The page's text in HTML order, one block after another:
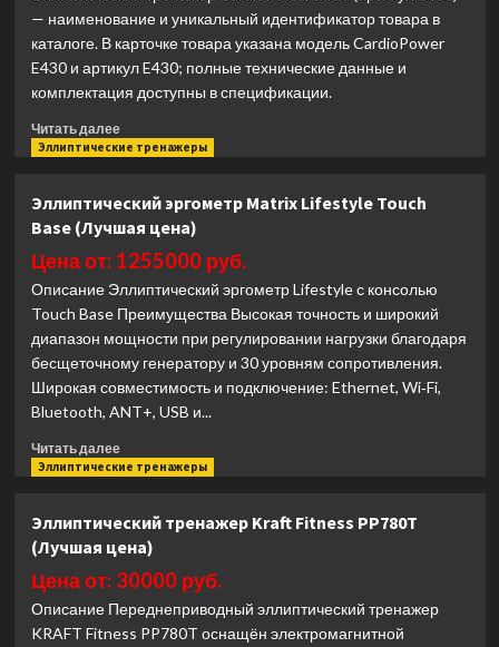
(Лучшая
цена)
— наименование и уникальный идентификатор товара в
каталоге. В карточке товара указана модель CardioPower
E430 и артикул E430; полные технические данные и
комплектация доступны в спецификации.
Читать далееПрочитать
больше
тренажер
CardioPower
E430
(Лучшая
цена)
Эллиптические тренажеры
Эллиптический эргометр Matrix Lifestyle Touch
Base (Лучшая цена)
Цена от: 1255000 руб.
Описание Эллиптический эргометр Lifestyle с консолью
Touch Base Преимущества Высокая точность и широкий
диапазон мощности при регулировании нагрузки благодаря
бесщеточному генератору и 30 уровням сопротивления.
Широкая совместимость и подключение: Ethernet, Wi‑Fi,
Bluetooth, ANT+, USB и...
Читать далееПрочитать
больше
эргометр
Matrix
Lifestyle
Touch
Base
(Лучшая
Эллиптические тренажеры
Эллиптический тренажер Kraft Fitness PP780T
(Лучшая цена)
Цена от: 30000 руб.
Описание Переднеприводный эллиптический тренажер
KRAFT Fitness PP780T оснащён электромагнитной